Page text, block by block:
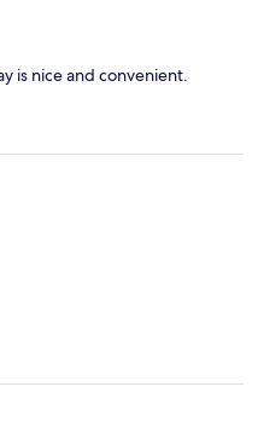
is nice and convenient.